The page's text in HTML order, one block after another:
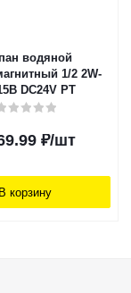
водяной
1/2 2W-
DC24V PT
₽/шт
В корзину